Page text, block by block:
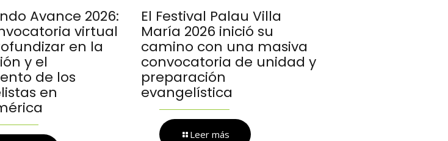
Avance 2026:
virtual
en la
y el
de los
en
El Festival Palau Villa
María 2026 inició su
camino con una masiva
convocatoria de unidad y
preparación
evangelística
Leer más